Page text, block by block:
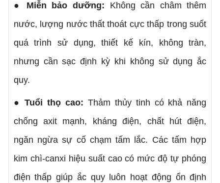
● Miễn bảo dưỡng: Không cần châm thêm
nước, lượng nước thất thoát cực thấp trong suốt
quá trình sử dụng, thiết kế kín, không tràn,
nhưng cần sạc định kỳ khi không sử dụng ắc
quy.
● Tuổi thọ cao: Thảm thủy tinh có khả năng
chống axit mạnh, kháng điện, chất hút điện,
ngăn ngừa sự cố chạm tấm lắc. Các tấm hợp
kim chì-canxi hiệu suất cao có mức độ tự phóng
điện thấp giúp ắc quy luôn hoạt động ổn định